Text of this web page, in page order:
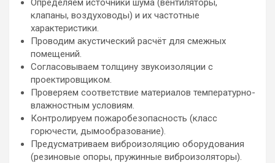
Определяем источники шума (вентиляторы,
клапаны, воздуховоды) и их частотные
характеристики.
Проводим акустический расчёт для смежных
помещений.
Согласовываем толщину звукоизоляции с
проектировщиком.
Проверяем соответствие материалов температурно-
влажностным условиям.
Контролируем пожаробезопасность (класс
горючести, дымообразование).
Предусматриваем виброизоляцию оборудования
(резиновые опоры, пружинные виброизоляторы).